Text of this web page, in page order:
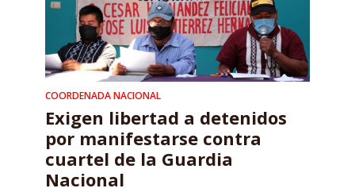
COORDENADA NACIONAL
Exigen libertad a detenidos
por manifestarse contra
cuartel de la Guardia
Nacional